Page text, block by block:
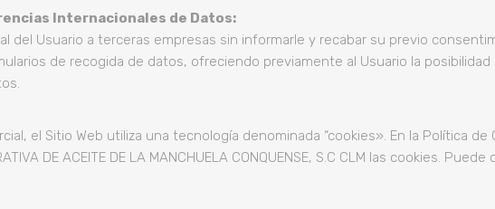
Internacionales de Datos:
del Usuario a terceras empresas sin informarle y recabar su previo
de recogida de datos, ofreciendo previamente al Usuario la posibilidad
el Sitio Web utiliza una tecnología denominada “cookies». En la Política de
DE ACEITE DE LA MANCHUELA CONQUENSE, S.C CLM las cookies.